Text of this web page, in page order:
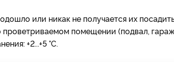
или никак не получается их
помещении (подвал,
+2...+5 °С.